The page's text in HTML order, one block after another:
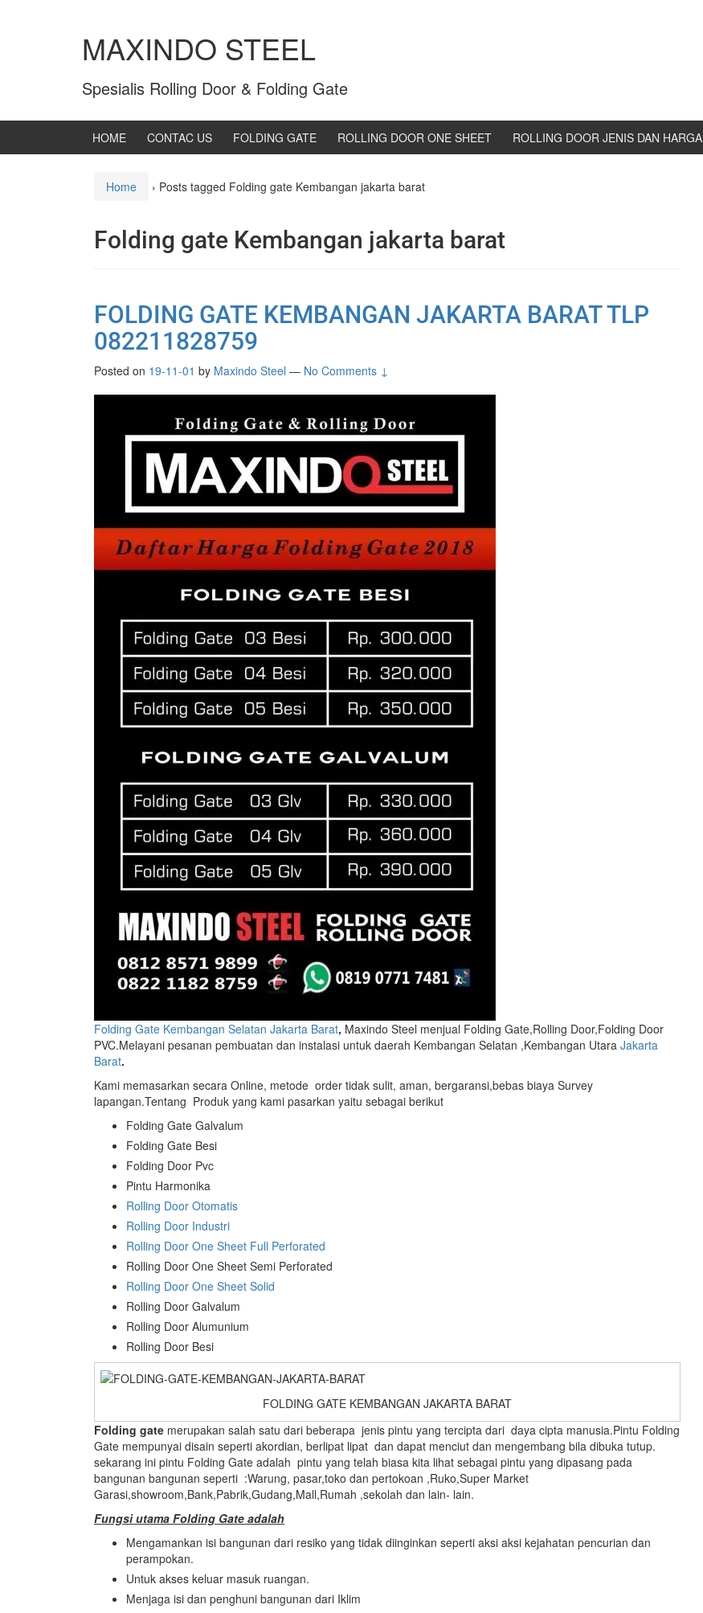
MAXINDO STEEL
Spesialis Rolling Door & Folding Gate
HOME CONTAC US FOLDING GATE ROLLING DOOR ONE SHEET ROLLING DOOR JENIS DAN HARGA
Home › Posts tagged Folding gate Kembangan jakarta barat
Folding gate Kembangan jakarta barat
FOLDING GATE KEMBANGAN JAKARTA BARAT TLP
082211828759
Posted on 19-11-01 by Maxindo Steel — No Comments ↓
Folding Gate Kembangan Selatan Jakarta Barat, Maxindo Steel menjual Folding Gate,Rolling Door,Folding Door
PVC.Melayani pesanan pembuatan dan instalasi untuk daerah Kembangan Selatan ,Kembangan Utara Jakarta
Barat.
Kami memasarkan secara Online, metode order tidak sulit, aman, bergaransi,bebas biaya Survey
lapangan.Tentang Produk yang kami pasarkan yaitu sebagai berikut
Folding Gate Galvalum
Folding Gate Besi
Folding Door Pvc
Pintu Harmonika
Rolling Door Otomatis
Rolling Door Industri
Rolling Door One Sheet Full Perforated
Rolling Door One Sheet Semi Perforated
Rolling Door One Sheet Solid
Rolling Door Galvalum
Rolling Door Alumunium
Rolling Door Besi
FOLDING GATE KEMBANGAN JAKARTA BARAT
Folding gate merupakan salah satu dari beberapa jenis pintu yang tercipta dari daya cipta manusia.Pintu Folding
Gate mempunyai disain seperti akordian, berlipat lipat dan dapat menciut dan mengembang bila dibuka tutup.
sekarang ini pintu Folding Gate adalah pintu yang telah biasa kita lihat sebagai pintu yang dipasang pada
bangunan bangunan seperti :Warung, pasar,toko dan pertokoan ,Ruko,Super Market
Garasi,showroom,Bank,Pabrik,Gudang,Mall,Rumah ,sekolah dan lain- lain.
Fungsi utama Folding Gate adalah
Mengamankan isi bangunan dari resiko yang tidak diinginkan seperti aksi aksi kejahatan pencurian dan
perampokan.
Untuk akses keluar masuk ruangan.
Menjaga isi dan penghuni bangunan dari Iklim